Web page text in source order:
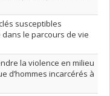
susceptibles
dans le parcours de vie
la violence en milieu
d’hommes incarcérés à